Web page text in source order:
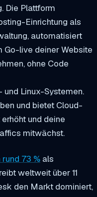
Die Plattform
Einrichtung als
automatisiert
Go-live deiner Website
ohne Code
Linux-Systemen.
und bietet Cloud-
und deine
mitwächst.
73 % als
weltweit über 11
den Markt dominiert,